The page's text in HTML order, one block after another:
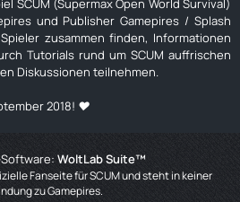
SCUM (Supermax Open World Survival)
und Publisher Gamepires / Splash
zusammen finden, Informationen
Tutorials rund um SCUM auffrischen
Diskussionen teilnehmen.
2018! ❤️
WoltLab Suite™
Fanseite für SCUM und steht in keiner
zu Gamepires.